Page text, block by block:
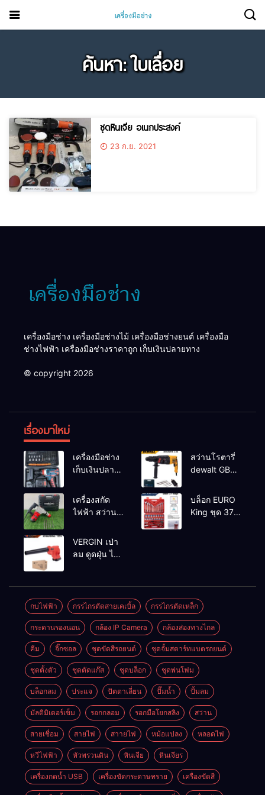
ค้นหา: ใบเลื่อย
ชุดหินเจีย อเนกประสงค์
23 ก.ย. 2021
เครื่องมือช่าง เครื่องมือช่างไม้ เครื่องมือช่างยนต์ เครื่องมือ
ช่างไฟฟ้า เครื่องมือช่างราคาถูก เก็บเงินปลายทาง
© copyright 2026
เรื่องมาใหม่
เครื่องมือช่าง
เก็บเงินปลาย
สว่านโรตารี่
dewalt GBH
2-26 DFR ทุ่น
ทองแดงแท้
100%
เครื่องสกัด
ไฟฟ้า สว่าน
MAKTEC รุ่น MT2926A
บล็อก EURO
King ชุด 37
VERGIN เป่า
ลม ดูดฝุ่น ไร้
กบไฟฟ้า กรรไกรตัดสายเคเบิ้ล กรรไกรตัดเหล็ก
กระดานรองนอน กล้อง IP Camera กล้องส่องทางไกล
คีม จิ๊กซอล ชุดขัดสีรถยนต์​ ชุดจั้มสตาร์ทแบตรถยนต์
ชุดตั้งตัว ชุดตัดแก๊ส ชุดบล็อก ชุดพ่นโฟม
บล็อกลม ประแจ ปัตตาเลี่ยน ปั๊มน้ำ ปั้มลม
มัลติมิเตอร์เข็ม รอกกลอม รอกมือโยกสลิง สว่าน
สายเชื่อม สายไฟ สาายไฟ หม้อแปลง หลอดไฟ
หวีไฟฟ้า หัวพรวนดิน หินเจีย หินเจียร
เครื่องกดน้ำ USB เครื่องขัดกระดาษทราย เครื่องขัดสี